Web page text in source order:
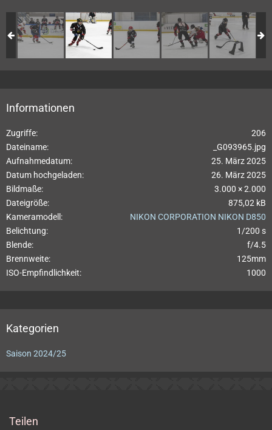
Informationen
Zugriffe
206
Dateiname
_G093965.jpg
Aufnahmedatum
25. März 2025
Datum hochgeladen
26. März 2025
Bildmaße
3.000 × 2.000
Dateigröße
875,02 kB
Kameramodell
NIKON CORPORATION NIKON D850
Belichtung
1/200 s
Blende
f/4.5
Brennweite
125mm
ISO-Empfindlichkeit
1000
Kategorien
Saison 2024/25
Teilen